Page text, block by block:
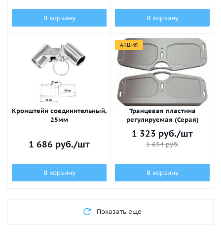
В корзину В корзину
Кронштейн соединительный,
25мм
1 686 руб./шт
В корзину
АКЦИЯ
Транцевая пластина
регулируемая (Серая)
1 323 руб./шт
1 654руб.
В корзину
Показать еще